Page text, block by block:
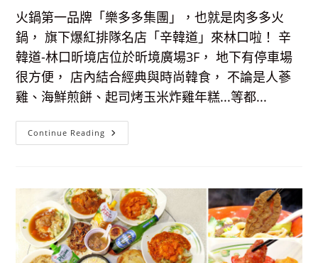
肉
肉、
當
月
壽
星
還
有
「生
日
肉
糕」
一
顆！
火鍋第一品牌「樂多多集團」，也就是肉多多火
鍋， 旗下爆紅排隊名店「辛韓道」來林口啦！ 辛
韓道-林口昕境店位於昕境廣場3F， 地下有停車場
很方便， 店內結合經典與時尚韓食， 不論是人蔘
雞、海鮮煎餅、起司烤玉米炸雞年糕...等都...
Continue Reading 【林
口
最
大
火
鍋
集
團
樂